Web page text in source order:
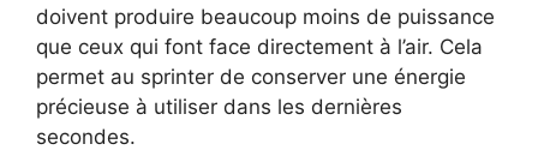
doivent produire beaucoup moins de puissance
que ceux qui font face directement à l’air. Cela
permet au sprinter de conserver une énergie
précieuse à utiliser dans les dernières
secondes.